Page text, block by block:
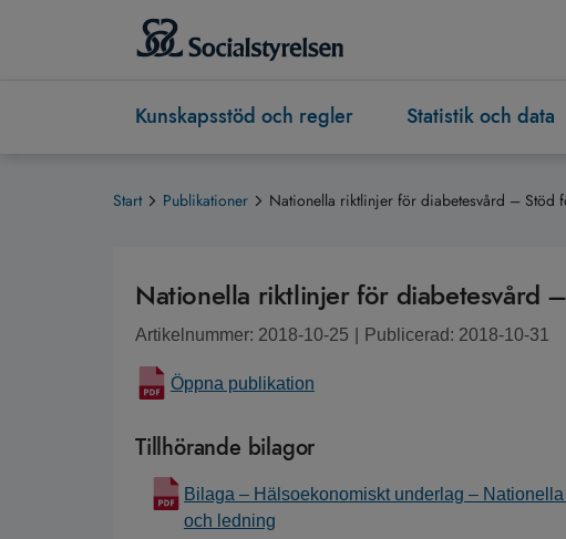
Kunskapsstöd och regler Statistik och data
Start Publikationer Nationella riktlinjer för diabetesvård – Stöd
Nationella riktlinjer för diabetesvård
Artikelnummer: 2018-10-25 Publicerad: 2018-10-31
Öppna publikation
Tillhörande bilagor
Bilaga – Hälsoekonomiskt underlag –
och ledning